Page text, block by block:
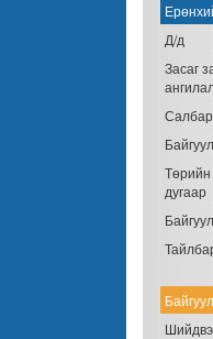
Д/д
Засаг
дугаар